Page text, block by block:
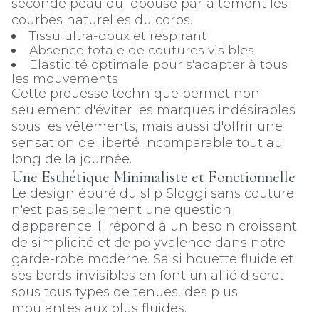
seconde peau qui épouse parfaitement les
courbes naturelles du corps.
Tissu ultra-doux et respirant
Absence totale de coutures visibles
Elasticité optimale pour s'adapter à tous
les mouvements
Cette prouesse technique permet non
seulement d'éviter les marques indésirables
sous les vêtements, mais aussi d'offrir une
sensation de liberté incomparable tout au
long de la journée.
Une Esthétique Minimaliste et Fonctionnelle
Le design épuré du slip Sloggi sans couture
n'est pas seulement une question
d'apparence. Il répond à un besoin croissant
de simplicité et de polyvalence dans notre
garde-robe moderne. Sa silhouette fluide et
ses bords invisibles en font un allié discret
sous tous types de tenues, des plus
moulantes aux plus fluides.